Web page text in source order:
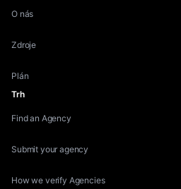
O nás
Zdroje
Plán
Trh
Find an Agency
Submit your agency
How we verify Agencies